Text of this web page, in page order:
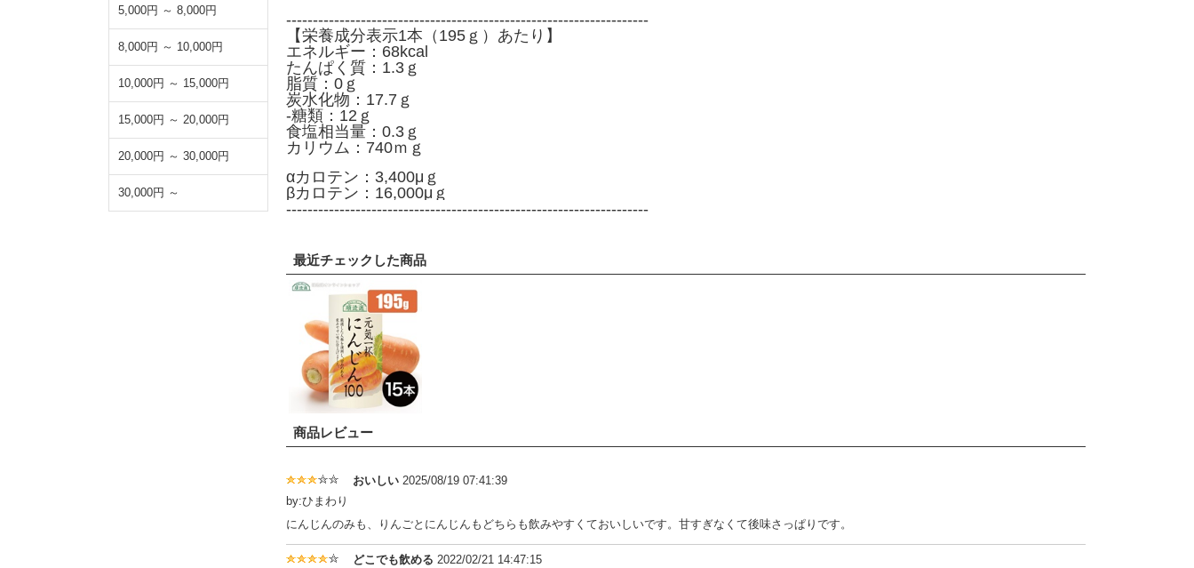
5,000円 ～ 8,000円
8,000円 ～ 10,000円
10,000円 ～ 15,000円
15,000円 ～ 20,000円
20,000円 ～ 30,000円
30,000円 ～
--------------------------------------------------------------------
【栄養成分表示1本（195ｇ）あたり】
エネルギー：68kcal
たんぱく質：1.3ｇ
脂質：0ｇ
炭水化物：17.7ｇ
-糖類：12ｇ
食塩相当量：0.3ｇ
カリウム：740ｍｇ
αカロテン：3,400μｇ
βカロテン：16,000μｇ
--------------------------------------------------------------------
最近チェックした商品
商品レビュー
おいしい 2025/08/19 07:41:39
by:ひまわり
にんじんのみも、りんごとにんじんもどちらも飲みやすくておいしいです。甘すぎなくて後味さっぱりです。
どこでも飲める 2022/02/21 14:47:15